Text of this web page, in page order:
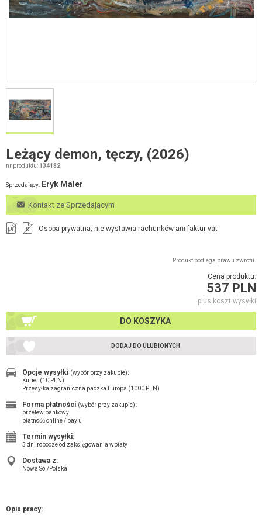
Leżący demon, tęczy, (2026)
nr produktu: 134182
Sprzedający: Eryk Maler
Kontakt ze Sprzedającym
FV R Osoba prywatna, nie wystawia rachunków ani faktur vat
Produkt podlega prawu zwrotu.
Cena produktu:
537 PLN
plus koszt wysyłki
DO KOSZYKA
DODAJ DO ULUBIONYCH
Opcje wysyłki (wybór przy zakupie):
Kurier (10 PLN)
Przesyłka zagraniczna paczka Europa (1000 PLN)
Forma płatności (wybór przy zakupie):
przelew bankowy
płatność online / pay u
Termin wysyłki:
5 dni robocze od zaksięgowania wpłaty
Dostawa z:
Nowa Sól/Polska
Opis pracy: